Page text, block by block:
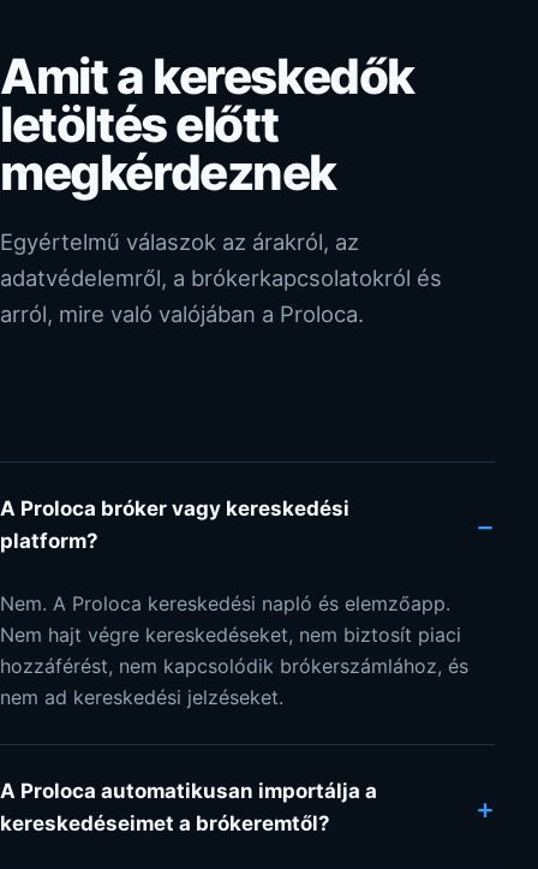
Amit a kereskedők
letöltés előtt
megkérdeznek
Egyértelmű válaszok az árakról, az
adatvédelemről, a brókerkapcsolatokról és
arról, mire való valójában a Proloca.
A Proloca bróker vagy kereskedési
platform?
−
Nem. A Proloca kereskedési napló és elemzőapp.
Nem hajt végre kereskedéseket, nem biztosít piaci
hozzáférést, nem kapcsolódik brókerszámlához, és
nem ad kereskedési jelzéseket.
A Proloca automatikusan importálja a
kereskedéseimet a brókeremtől?
+